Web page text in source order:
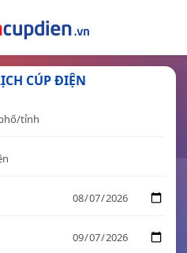
CÚP ĐIỆN